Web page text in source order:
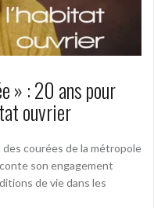
» : 20 ans pour
ouvrier
courées de la métropole
son engagement
de vie dans les